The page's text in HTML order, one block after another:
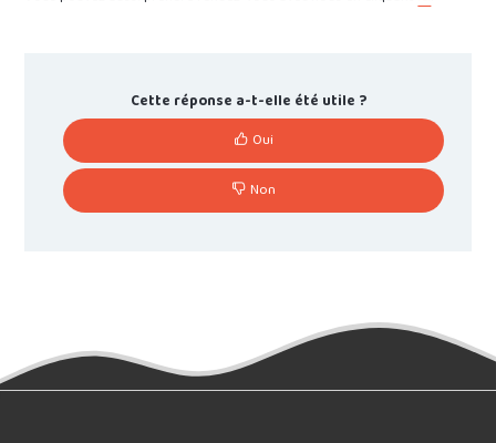
Cette réponse a-t-elle été utile ?
Oui
Non